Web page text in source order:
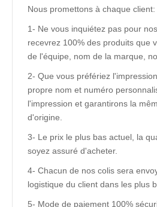
Nous promettons à chaque client:
1- Ne vous inquiétez pas pour
recevrez 100% des produits que
de l'équipe, nom de la marque,
2- Que vous préfériez
propre nom et numéro
l'impression et garantirons la
d'origine.
3- Le prix le plus bas actuel, la
soyez assuré d'acheter.
4- Chacun de nos colis sera
logistique du client dans les plus
5- Mode de paiement 100%